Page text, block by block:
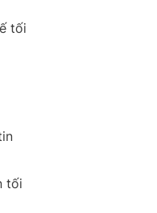
tối
tối